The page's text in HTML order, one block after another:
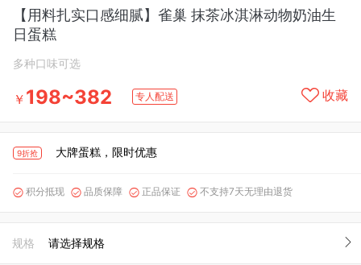
【用料扎实口感细腻】雀巢 抹茶冰淇淋动物奶油生
日蛋糕
多种口味可选
￥ 198~382 专人配送 收藏
9折抢 大牌蛋糕，限时优惠
 积分抵现  品质保障  正品保证  不支持7天无理由退货
规格 请选择规格